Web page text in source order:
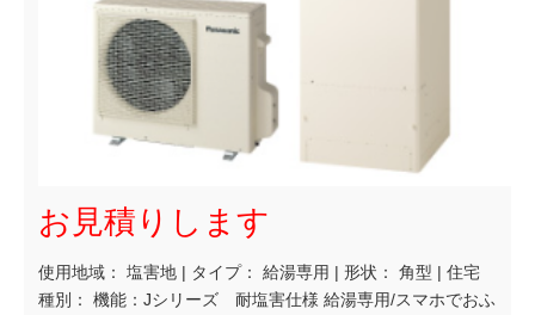
お見積りします
使用地域： 塩害地 | タイプ： 給湯専用 | 形状： 角型 | 住宅
種別： 機能：Jシリーズ 耐塩害仕様 給湯専用/スマホでおふ